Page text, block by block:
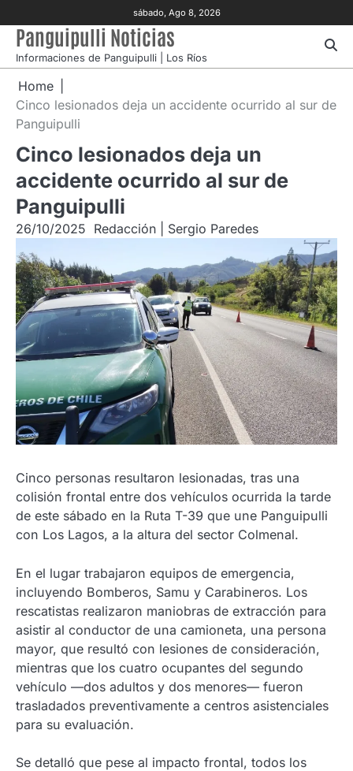
to
content
sábado, Ago 8, 2026
Panguipulli Noticias
Informaciones de Panguipulli | Los Ríos
Home
Cinco lesionados deja un accidente ocurrido al sur de
Panguipulli
Cinco lesionados deja un
accidente ocurrido al sur de
Panguipulli
26/10/2025 Redacción | Sergio Paredes
Cinco personas resultaron lesionadas, tras una
colisión frontal entre dos vehículos ocurrida la tarde
de este sábado en la Ruta T-39 que une Panguipulli
con Los Lagos, a la altura del sector Colmenal.
En el lugar trabajaron equipos de emergencia,
incluyendo Bomberos, Samu y Carabineros. Los
rescatistas realizaron maniobras de extracción para
asistir al conductor de una camioneta, una persona
mayor, que resultó con lesiones de consideración,
mientras que los cuatro ocupantes del segundo
vehículo —dos adultos y dos menores— fueron
trasladados preventivamente a centros asistenciales
para su evaluación.
Se detalló que pese al impacto frontal, todos los